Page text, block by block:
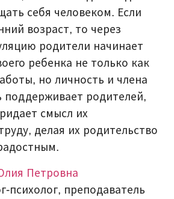
себя человеком. Если
возраст, то через
родители начинает
ребенка не только как
но личность и члена
поддерживает родителей,
смысл их
делая их родительство
Петровна
психолог, преподаватель